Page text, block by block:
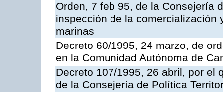
Orden, 7 feb 95, de la Consejería
inspección de la comercialización
marinas
Decreto 60/1995, 24 marzo, de
en la Comunidad Autónoma de
Decreto 107/1995, 26 abril, por el
de la Consejería de Política